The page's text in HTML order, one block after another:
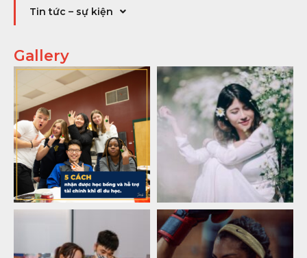
Tin tức – sự kiện
Gallery